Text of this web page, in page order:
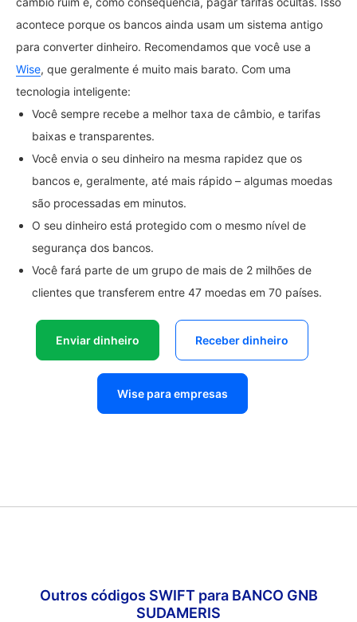
acontece porque os bancos ainda usam um sistema antigo
para converter dinheiro. Recomendamos que você use a
Wise, que geralmente é muito mais barato. Com uma
tecnologia inteligente:
Você sempre recebe a melhor taxa de câmbio, e tarifas
baixas e transparentes.
Você envia o seu dinheiro na mesma rapidez que os
bancos e, geralmente, até mais rápido – algumas moedas
são processadas em minutos.
O seu dinheiro está protegido com o mesmo nível de
segurança dos bancos.
Você fará parte de um grupo de mais de 2 milhões de
clientes que transferem entre 47 moedas em 70 países.
Enviar dinheiro Receber dinheiro
Wise para empresas
Outros códigos SWIFT para BANCO GNB
SUDAMERIS